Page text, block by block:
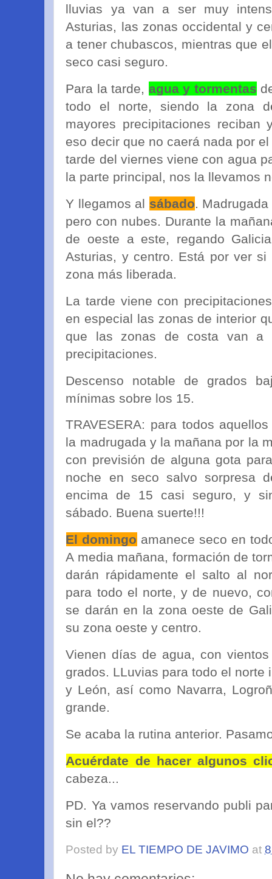
lluvias ya van a ser muy
Asturias, las zonas occidental y
a tener chubascos, mientras que
seco casi seguro.
Para la tarde, agua y tormentas
todo el norte, siendo la zona
mayores precipitaciones reciban
eso decir que no caerá nada por
tarde del viernes viene con agua
la parte principal, nos la llevamos
Y llegamos al sábado.
pero con nubes. Durante la
de oeste a este, regando
Asturias, y centro. Está por ver
zona más liberada.
La tarde viene con
en especial las zonas de interior
que las zonas de costa van a
precipitaciones.
Descenso notable de grados
mínimas sobre los 15.
TRAVESERA: para todos
la madrugada y la mañana por la
con previsión de alguna gota
noche en seco salvo sorpresa
encima de 15 casi seguro, y
sábado. Buena suerte!!!
El domingo amanece seco en
A media mañana, formación de
darán rápidamente el salto al
para todo el norte, y de nuevo,
se darán en la zona oeste de
su zona oeste y centro.
Vienen días de agua, con
grados. LLuvias para todo el
y León, así como Navarra,
grande.
Se acaba la rutina anterior.
Acuérdate de hacer algunos
cabeza...
PD. Ya vamos reservando publi
sin el??
Posted by EL TIEMPO DE JAVIMO at